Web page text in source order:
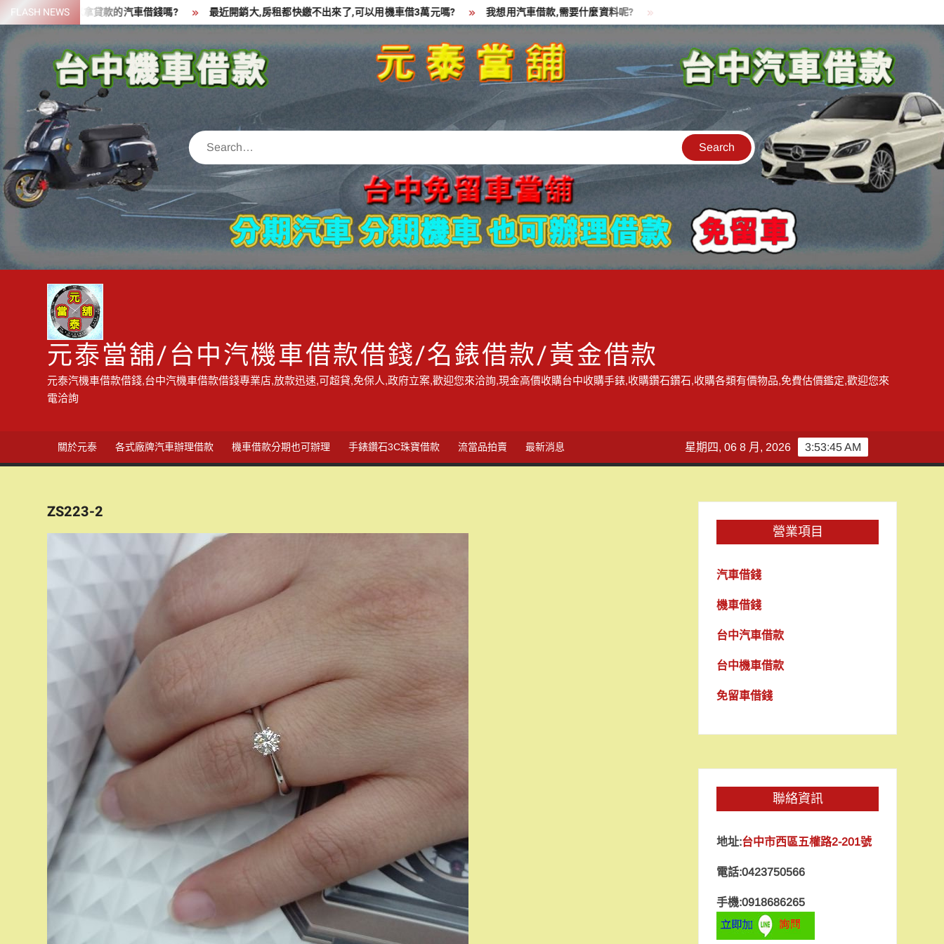
Skip
to
content
FLASH NEWS
資金,可以拿貸款的汽車借錢嗎? 最近開銷大,房租都快繳不出來了,可以用機車借3萬元嗎? 我想用汽車借款,需要什麼資料呢? 貸款中的中古機車可以借款嗎?機車可以騎走嗎?
Search
元泰當舖/台中汽機車借款借錢/名錶借款/黃金借款
元泰汽機車借款借錢,台中汽機車借款借錢專業店,放款迅速,可超貸,免保人,政府立案,歡迎您來洽詢,現金高價收購台中收購手錶,收購鑽石鑽石,收購各類有價物品,免費估價鑑定,歡迎您來
電洽詢
關於元泰 各式廠牌汽車辦理借款 機車借款分期也可辦理 手錶鑽石3C珠寶借款 流當品拍賣 最新消息 3:53:46 AM
星期四, 06 8 月, 2026
ZS223-2
營業項目
汽車借錢
機車借錢
台中汽車借款
台中機車借款
免留車借錢
聯絡資訊
地址:台中市西區五權路2-201號
電話:0423750566
手機:0918686265